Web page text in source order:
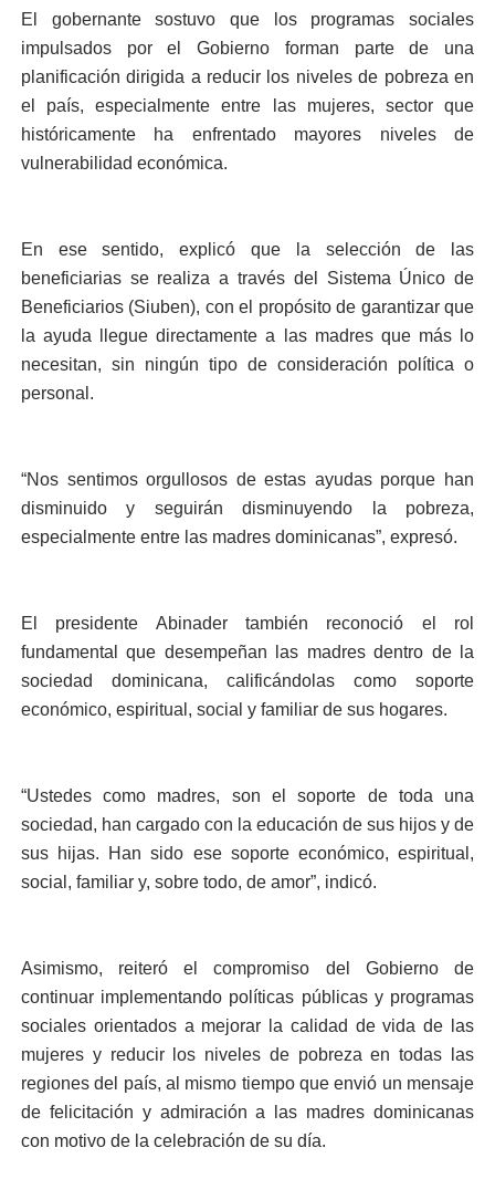
El gobernante sostuvo que los programas sociales
impulsados por el Gobierno forman parte de una
planificación dirigida a reducir los niveles de pobreza en
el país, especialmente entre las mujeres, sector que
históricamente ha enfrentado mayores niveles de
vulnerabilidad económica.
En ese sentido, explicó que la selección de las
beneficiarias se realiza a través del Sistema Único de
Beneficiarios (Siuben), con el propósito de garantizar que
la ayuda llegue directamente a las madres que más lo
necesitan, sin ningún tipo de consideración política o
personal.
“Nos sentimos orgullosos de estas ayudas porque han
disminuido y seguirán disminuyendo la pobreza,
especialmente entre las madres dominicanas”, expresó.
El presidente Abinader también reconoció el rol
fundamental que desempeñan las madres dentro de la
sociedad dominicana, calificándolas como soporte
económico, espiritual, social y familiar de sus hogares.
“Ustedes como madres, son el soporte de toda una
sociedad, han cargado con la educación de sus hijos y de
sus hijas. Han sido ese soporte económico, espiritual,
social, familiar y, sobre todo, de amor”, indicó.
Asimismo, reiteró el compromiso del Gobierno de
continuar implementando políticas públicas y programas
sociales orientados a mejorar la calidad de vida de las
mujeres y reducir los niveles de pobreza en todas las
regiones del país, al mismo tiempo que envió un mensaje
de felicitación y admiración a las madres dominicanas
con motivo de la celebración de su día.